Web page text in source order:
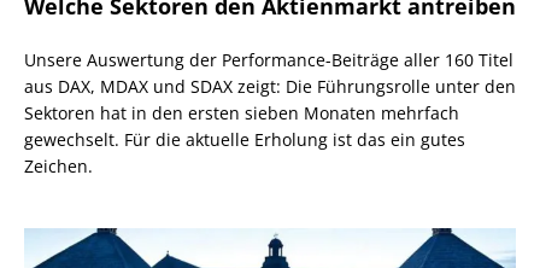
Welche Sektoren den Aktienmarkt antreiben
Unsere Auswertung der Performance-Beiträge aller 160 Titel
aus DAX, MDAX und SDAX zeigt: Die Führungsrolle unter den
Sektoren hat in den ersten sieben Monaten mehrfach
gewechselt. Für die aktuelle Erholung ist das ein gutes
Zeichen.